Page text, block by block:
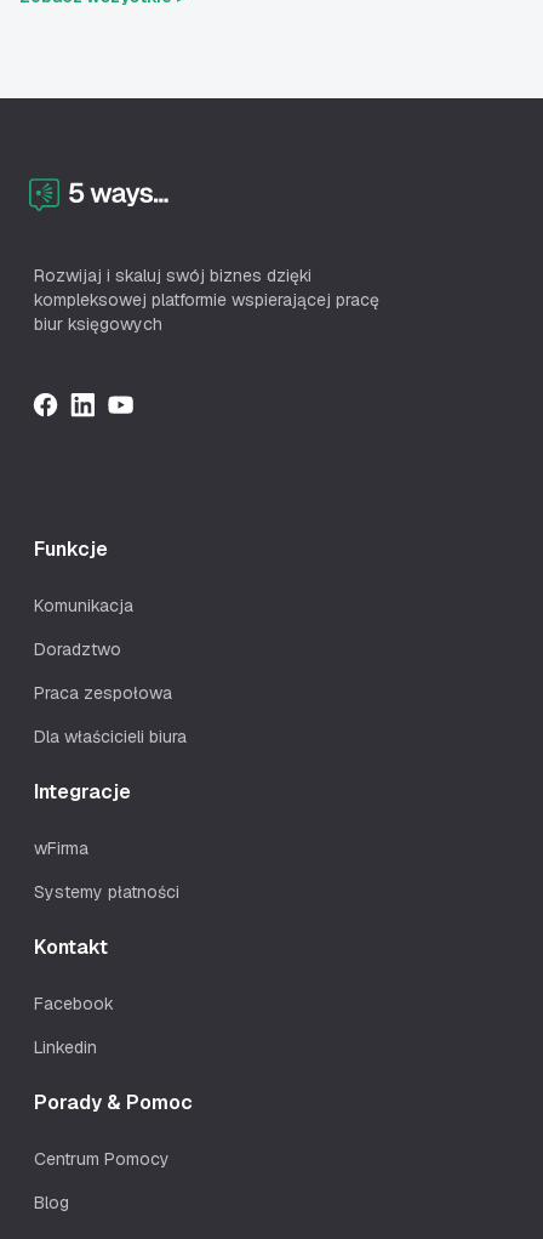
Rozwijaj i skaluj swój biznes dzięki
kompleksowej platformie wspierającej pracę
biur księgowych
Funkcje
Komunikacja
Doradztwo
Praca zespołowa
Dla właścicieli biura
Integracje
wFirma
Systemy płatności
Kontakt
Facebook
Linkedin
Porady & Pomoc
Centrum Pomocy
Blog